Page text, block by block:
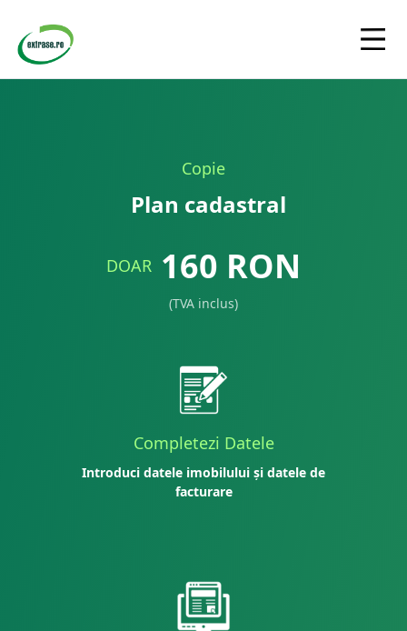
Copie
Plan cadastral
DOAR 160 RON
(TVA inclus)
Completezi Datele
Introduci datele imobilului și datele de
facturare